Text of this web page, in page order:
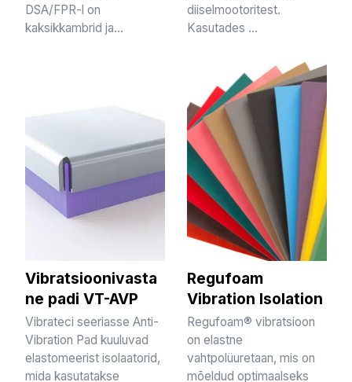
DSA/FPR-l on
kaksikkambrid ja...
diiselmootoritest.
Kasutades ...
Vibratsioonivasta
ne padi VT-AVP
Vibrateci seeriasse Anti-
Vibration Pad kuuluvad
elastomeerist isolaatorid,
mida kasutatakse
Regufoam
Vibration Isolation
Regufoam® vibratsioon
on elastne
vahtpolüuretaan, mis on
mõeldud optimaalseks